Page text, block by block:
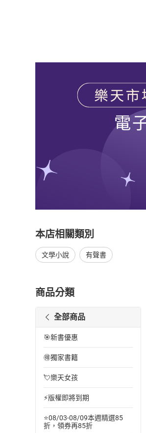
本店相關類別
文學小說 有聲書
商品分類
全部商品
🎯新書優惠
🉐獨家書籍
💘樂天女孩
⚡版權即將到期
⭐08/03-08/09本週精選85
折，領券再85折